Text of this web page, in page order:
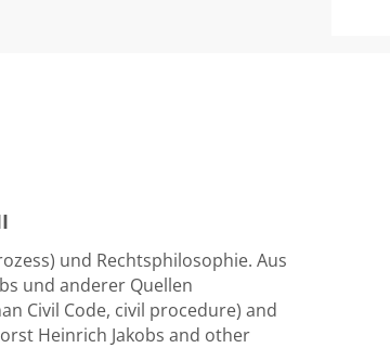
und Rechtsphilosophie. Aus
und anderer Quellen
Civil Code, civil procedure) and
Heinrich Jakobs and other